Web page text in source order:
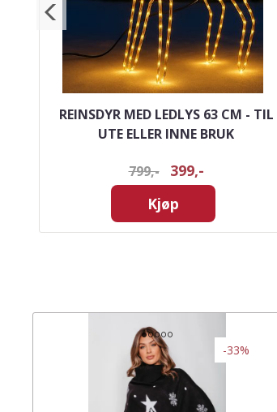
REINSDYR MED LEDLYS 63 CM - TIL
UTE ELLER INNE BRUK
799,-
399,-
Kjøp
-33%